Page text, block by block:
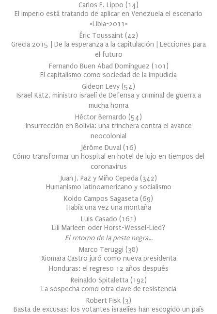
Carlos E. Lippo (14)
El imperio está tratando de aplicar en Venezuela el escenario
«Libia-2011»
Éric Toussaint (42)
Grecia 2015 | De la esperanza a la capitulación | Lecciones para
el futuro
Fernando Buen Abad Domínguez (101 )
El capitalismo como sociedad de la Impudicia
Gideon Levy (54)
Israel Katz, ministro israelí de Defensa y criminal de guerra a
mucha honra
Héctor Bernardo (54)
Insurrección en Bolivia: una trinchera contra el avance
neocolonial
Jérôme Duval (16)
Cómo transformar un hospital en hotel de lujo en tiempos del
coronavirus
Juan J. Paz y Miño Cepeda (342)
Humanismo latinoamericano y socialismo
Koldo Campos Sagaseta (69)
Había una vez una montaña
Luis Casado (161 )
Lili Marleen oder Horst-Wessel-Lied?
El retorno de la peste negra…
Marco Teruggi (38)
Xiomara Castro juró como nueva presidenta
Honduras: el regreso 12 años después
Reinaldo Spitaletta (192)
La sospecha como otra clave de resistencia
Robert Fisk (3)
Basta de excusas: los votantes israelíes han escogido un país